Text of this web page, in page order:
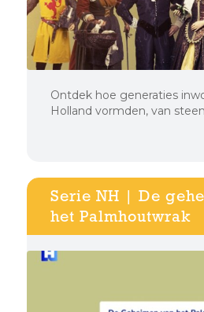
Ontdek hoe generaties
Holland vormden, van
Serie NH | De
het Palmhoutwrak